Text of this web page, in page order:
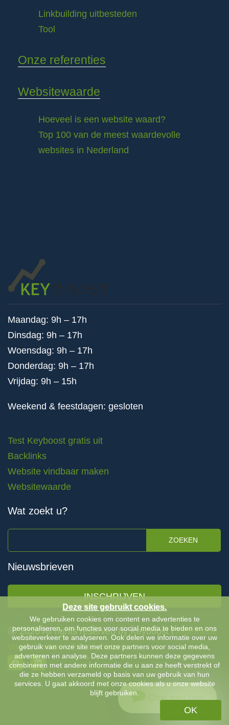
Linkbuilding uitbesteden
Tool
Onze referenties
Websitewaarde
Hoeveel is een website waard?
Top 100 van de meest waardevolle
websites in Nederland
Maandag: 9h – 17h
Dinsdag: 9h – 17h
Woensdag: 9h – 17h
Donderdag: 9h – 17h
Vrijdag: 9h – 15h
Weekend & feestdagen: gesloten
Test Keyboost gratis uit
Backlinks
Website vindbaar maken
Websitewaarde
Wat zoekt u?
ZOEKEN
Nieuwsbrieven
INSCHRIJVEN
Ⓒ 2026 All rights reserved by Keyboost |Algemene
Voorwaarden-Privacybeleid
Chat met ons
Deze site gebruikt cookies.
We gebruiken cookies om content en advertenties te
personaliseren, om functies voor social media te bieden en ons
websiteverkeer te analyseren. Ook delen we informatie over uw
gebruik van onze site met onze partners voor social media,
adverteren en analyse. Deze partners kunnen deze gegevens
combineren met andere informatie die u aan ze heeft verstrekt of
die ze hebben verzameld op basis van uw gebruik van hun
services. U gaat akkoord met onze cookies als u onze website
blijft gebruiken.
OK